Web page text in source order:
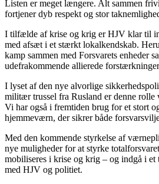
Listen er meget længere. Alt sammen
fortjener dyb respekt og stor
I tilfælde af krise og krig er HJV klar til
med afsæt i et stærkt lokalkendskab.
kamp sammen med Forsvarets enheder
udefrakommende allierede
I lyset af den nye alvorlige
militær trussel fra Rusland er denne rolle
Vi har også i fremtiden brug for et stort
hjemmeværn, der sikrer både
Med den kommende styrkelse af
nye muligheder for at styrke
mobiliseres i krise og krig – og indgå i et
med HJV og politiet.